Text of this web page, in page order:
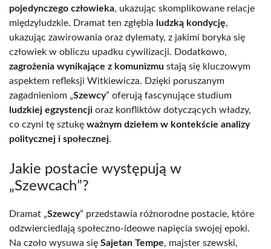
pojedynczego człowieka, ukazując skomplikowane relacje
międzyludzkie. Dramat ten zgłębia ludzką kondycję,
ukazując zawirowania oraz dylematy, z jakimi boryka się
człowiek w obliczu upadku cywilizacji. Dodatkowo,
zagrożenia wynikające z komunizmu stają się kluczowym
aspektem refleksji Witkiewicza. Dzięki poruszanym
zagadnieniom „Szewcy” oferują fascynujące studium
ludzkiej egzystencji oraz konfliktów dotyczących władzy,
co czyni tę sztukę ważnym dziełem w kontekście analizy
politycznej i społecznej.
Jakie postacie występują w
„Szewcach”?
Dramat „Szewcy” przedstawia różnorodne postacie, które
odzwierciedlają społeczno-ideowe napięcia swojej epoki.
Na czoło wysuwa się Sajetan Tempe, majster szewski,